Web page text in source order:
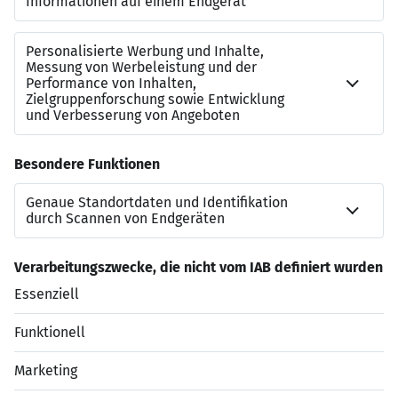
Job, der zu Ihnen passt. Jetzt auf “Zur Arbeitgeber-
Website” klicken! Wir freuen uns über die Bewerbung
von Menschen, die zur Vielfalt unseres Unternehmens
beitragen.
Kontakt zu uns
Jonas Lange
Bewerbung-DuesseldorfFS@dis-ag.com
+49 211 17929802
Datenschutzerklärung